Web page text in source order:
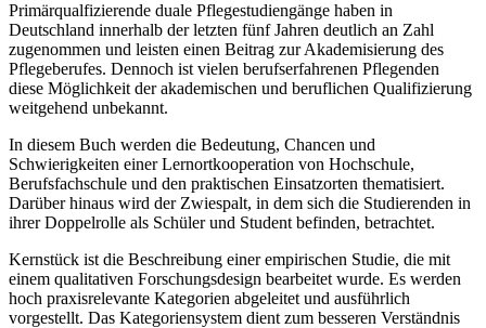
Primärqualfizierende duale Pflegestudiengänge haben in
Deutschland innerhalb der letzten fünf Jahren deutlich an Zahl
zugenommen und leisten einen Beitrag zur Akademisierung des
Pflegeberufes. Dennoch ist vielen berufserfahrenen Pflegenden
diese Möglichkeit der akademischen und beruflichen Qualifizierung
weitgehend unbekannt.
In diesem Buch werden die Bedeutung, Chancen und
Schwierigkeiten einer Lernortkooperation von Hochschule,
Berufsfachschule und den praktischen Einsatzorten thematisiert.
Darüber hinaus wird der Zwiespalt, in dem sich die Studierenden in
ihrer Doppelrolle als Schüler und Student befinden, betrachtet.
Kernstück ist die Beschreibung einer empirischen Studie, die mit
einem qualitativen Forschungsdesign bearbeitet wurde. Es werden
hoch praxisrelevante Kategorien abgeleitet und ausführlich
vorgestellt. Das Kategoriensystem dient zum besseren Verständnis